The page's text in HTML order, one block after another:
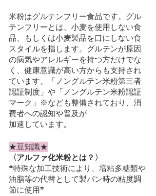
米粉はグルテンフリー食品です。グル
テンフリーとは、小麦を使用しない食
品、もしくは小麦製品を口にしない食
スタイルを指します。グルテンが原因
の病気やアレルギーを持つ方だけでな
く、健康意識が高い方からも支持され
ています。「ノングルテン米粉第三者
認証制度」や「ノングルテン米粉認証
マーク」※なども整備されており、消
費者への認知や普及が
加速しています。
★豆知識★
〈アルファ化米粉とは？〉
❝特殊な加工技術により、増粘多糖類や
油脂等の代替として製パン時の粘度調
節に使用❞